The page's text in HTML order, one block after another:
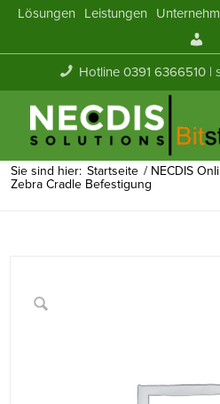
Lösungen Leistungen
Hotline 0391 6366510 |
Sie sind hier: Startseite / NECDIS
Zebra Cradle Befestigung